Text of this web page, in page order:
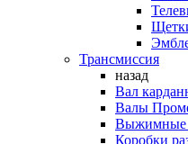
Трансмиссия
назад
Вал
Валы
Выжимные
Коробки